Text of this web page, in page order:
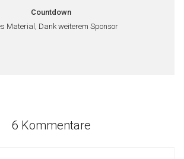
Countdown
Material, Dank weiterem Sponsor
6 Kommentare